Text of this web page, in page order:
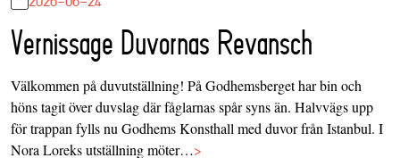
Vernissage Duvornas Revansch
Välkommen på duvutställning! På Godhemsberget har bin och
höns tagit över duvslag där fåglarnas spår syns än. Halvvägs upp
för trappan fylls nu Godhems Konsthall med duvor från Istanbul. I
Nora Loreks utställning möter…>